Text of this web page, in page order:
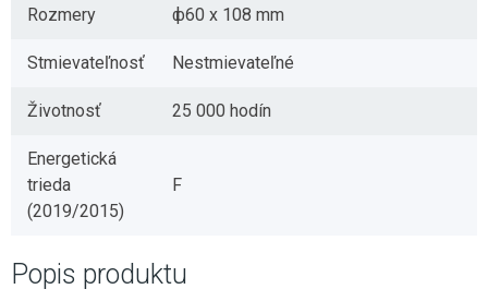
Rozmery ф60 x 108 mm
Stmievateľnosť Nestmievateľné
Životnosť 25 000 hodín
Energetická
trieda
(2019/2015)
F
Popis produktu